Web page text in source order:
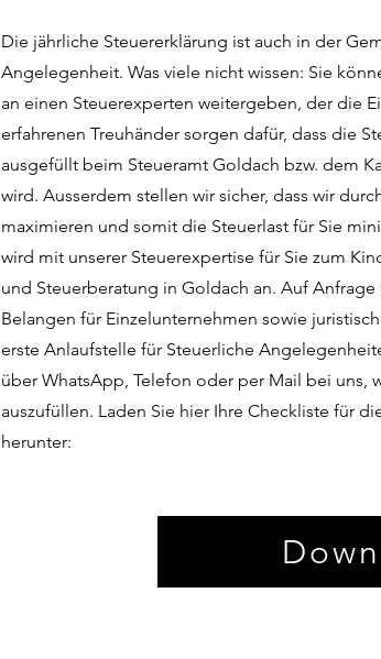
Die jährliche Steuererklärung ist auch in der
Angelegenheit. Was viele nicht wissen: Sie
an einen Steuerexperten weitergeben, der die
erfahrenen Treuhänder sorgen dafür, dass die
ausgefüllt beim Steueramt Goldach bzw. dem
wird. Ausserdem stellen wir sicher, dass wir
maximieren und somit die Steuerlast für Sie
wird mit unserer Steuerexpertise für Sie zum
und Steuerberatung in Goldach an. Auf
Belangen für Einzelunternehmen sowie
erste Anlaufstelle für Steuerliche
über WhatsApp, Telefon oder per Mail bei uns,
auszufüllen. Laden Sie hier Ihre Checkliste für
herunter: